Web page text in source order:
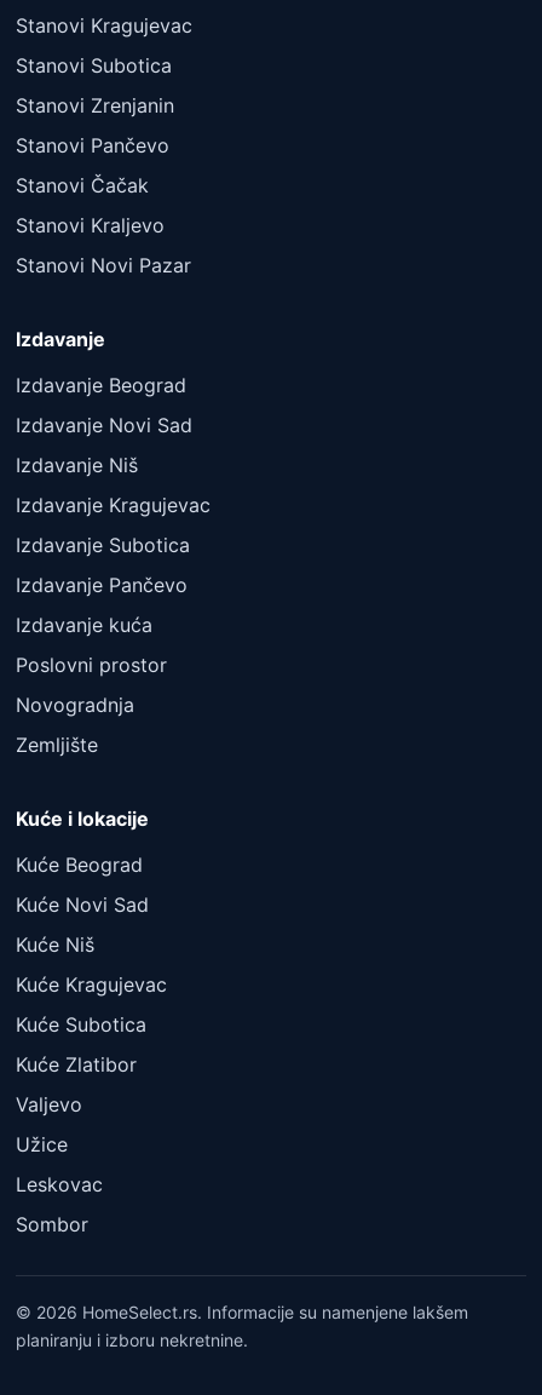
Stanovi Kragujevac
Stanovi Subotica
Stanovi Zrenjanin
Stanovi Pančevo
Stanovi Čačak
Stanovi Kraljevo
Stanovi Novi Pazar
Izdavanje
Izdavanje Beograd
Izdavanje Novi Sad
Izdavanje Niš
Izdavanje Kragujevac
Izdavanje Subotica
Izdavanje Pančevo
Izdavanje kuća
Poslovni prostor
Novogradnja
Zemljište
Kuće i lokacije
Kuće Beograd
Kuće Novi Sad
Kuće Niš
Kuće Kragujevac
Kuće Subotica
Kuće Zlatibor
Valjevo
Užice
Leskovac
Sombor
© 2026 HomeSelect.rs. Informacije su namenjene lakšem
planiranju i izboru nekretnine.